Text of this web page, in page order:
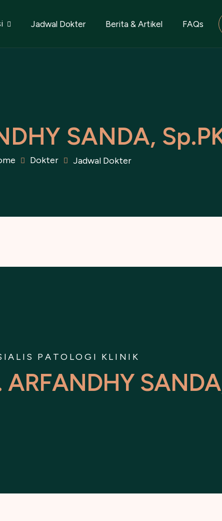
Jadwal Dokter Berita & Artikel FAQs
DHY SANDA, Sp.P
Dokter Jadwal Dokter
PATOLOGI KLINIK
ARFANDHY SANDA